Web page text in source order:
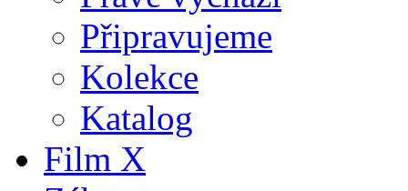
Připravujeme
Kolekce
Katalog
Film X